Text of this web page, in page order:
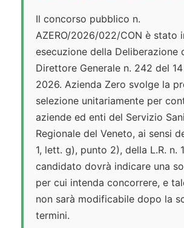
Il concorso pubblico n.
AZERO/2026/022/CON è stato
esecuzione della Deliberazione
Direttore Generale n. 242 del
2026. Azienda Zero svolge la
selezione unitariamente per
aziende ed enti del Servizio
Regionale del Veneto, ai sensi
1, lett. g), punto 2), della L.R. n.
candidato dovrà indicare una
per cui intenda concorrere, e
non sarà modificabile dopo la
termini.